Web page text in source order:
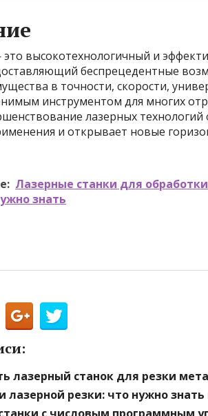
высокотехнологичный и
беспрецедентные
в точности, скорости,
инструментом для многих
лазерных
и открывает новые
Лазерные станки для
знать
лазерный станок для резки
лазерной резки: что нужно